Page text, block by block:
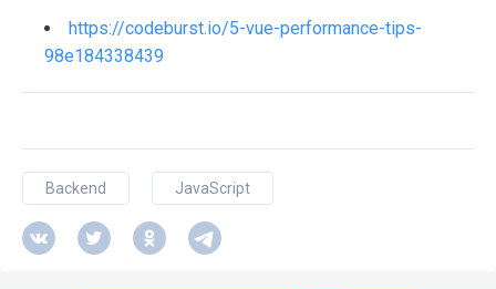
https://codeburst.io/5-vue-performance-tips-
98e184338439
Backend JavaScript